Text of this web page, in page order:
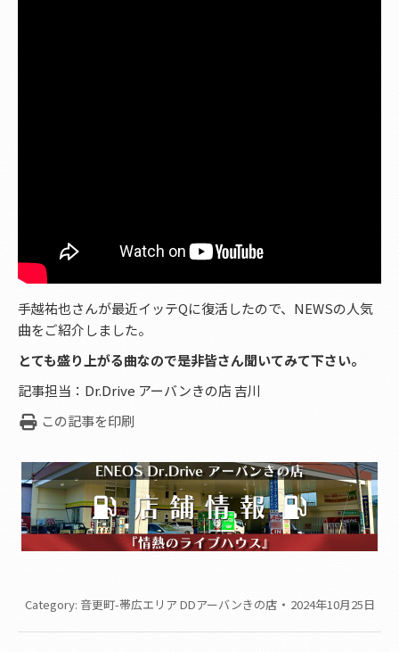
手越祐也さんが最近イッテQに復活したので、NEWSの人気
曲をご紹介しました。
とても盛り上がる曲なので是非皆さん聞いてみて下さい。
記事担当：Dr.Drive アーバンきの店 吉川
この記事を印刷
Category: 音更町-帯広エリア DDアーバンきの店 2024年10月25日